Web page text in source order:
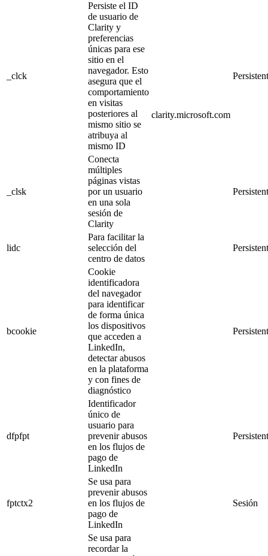
_clck
Persiste el ID
de usuario de
Clarity y
preferencias
únicas para ese
sitio en el
navegador. Esto
asegura que el
comportamiento
en visitas
posteriores al
mismo sitio se
atribuya al
mismo ID
clarity.microsoft.com
_clsk
Conecta
múltiples
páginas vistas
por un usuario
en una sola
sesión de
Clarity
lidc
Para facilitar la
selección del
centro de datos
bcookie
Cookie
identificadora
del navegador
para identificar
de forma única
los dispositivos
que acceden a
LinkedIn,
detectar abusos
en la plataforma
y con fines de
diagnóstico
dfpfpt
Identificador
único de
usuario para
prevenir abusos
en los flujos de
pago de
LinkedIn
fptctx2
Se usa para
prevenir abusos
en los flujos de
pago de
LinkedIn
Sesión
Se usa para
recordar la